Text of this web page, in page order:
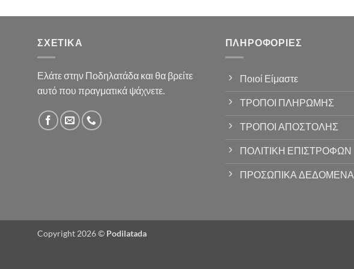
ΣΧΕΤΙΚΆ
Ελάτε στην Ποδηλατάδα και θα βρείτε
αυτό που πραγματικά ψάχνετε.
ΠΛΗΡΟΦΟΡΊΕΣ
Ποιοί Είμαστε
ΤΡΟΠΟΙ ΠΛΗΡΩΜΗΣ
ΤΡΟΠΟΙ ΑΠΟΣΤΟΛΗΣ
ΠΟΛΙΤΙΚΗ ΕΠΙΣΤΡΟΦΩΝ
ΠΡΟΣΩΠΙΚΑ ΔΕΔΟΜΕΝΑ
Copyright 2026 © Podilatada